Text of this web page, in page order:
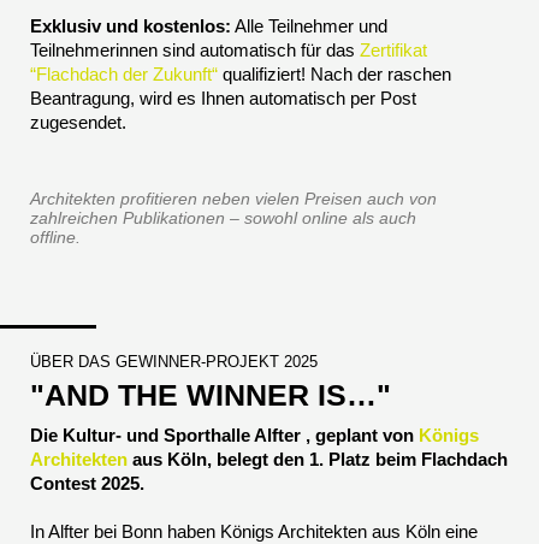
Exklusiv und kostenlos: Alle Teilnehmer und
Teilnehmerinnen sind automatisch für das Zertifikat
“Flachdach der Zukunft“ qualifiziert! Nach der raschen
Beantragung, wird es Ihnen automatisch per Post
zugesendet.
Architekten profitieren neben vielen Preisen auch von
zahlreichen Publikationen – sowohl online als auch
offline.
ÜBER DAS GEWINNER-PROJEKT 2025
"AND THE WINNER IS…"
Die Kultur- und Sporthalle Alfter , geplant von Königs
Architekten aus Köln, belegt den 1. Platz beim Flachdach
Contest 2025.
In Alfter bei Bonn haben Königs Architekten aus Köln eine